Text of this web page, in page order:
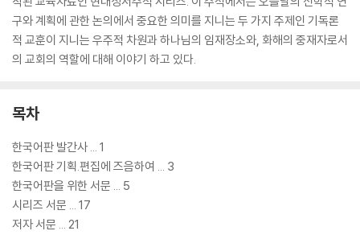
구와 계획에 관한 논의에서 중요한 의미를 지니는 두 가지 주제인 기독론
적 교훈이 지니는 우주적 차원과 하나님의 임재장소와, 화해의 중재자로서
의 교회의 역할에 대해 이야기 하고 있다.
목차
한국어판 발간사 ... 1
한국어판 기획.편집에 즈음하여 ... 3
한국어판을 위한 서문 ... 5
시리즈 서문 ... 17
저자 서문 ... 21